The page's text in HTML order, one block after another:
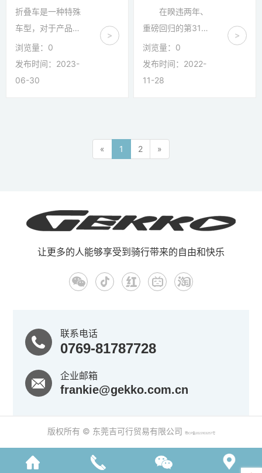
定，以至于市场上
基本没有量产套管
以稀为贵，就连套
管钢架的车子都很
折叠车是一种特殊
车型，对于产品设
计和制造非常具有
挑战性，因为这系
列产品对于车架公
产，曾经更是创造
出一款拥有13个折
浏览量： 0
发布时间：2023-
06-30
>
在睽违两年、
重磅回归的第31届
中国国际自行车展
上，可以看到很多
各具特色的自行车
给众多车友留下了
深刻印象。
但...
浏览量： 0
发布时间：2022-
11-28
>
« 1 2 »
让更多的人能够享受到骑行带来的自由和快乐
联系电话
0769-81787728
企业邮箱
frankie@gekko.com.cn
版权所有 © 东莞吉可行贸易有限公司 粤ICP备2023103257号